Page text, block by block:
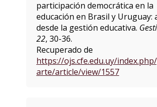
participación democrática en la
educación en Brasil y Uruguay:
desde la gestión educativa.
22, 30-36.
Recuperado de
https://ojs.cfe.edu.uy/
arte/article/view/1557